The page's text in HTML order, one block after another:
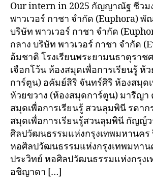
Our intern in 2025 กัญญาณัฐ ชีว
พาวเวอร์ กาชา จำกัด (Euphora)
บริษัท พาวเวอร์ กาชา จำกัด
กลาง บริษัท พาวเวอร์ กาชา จำกัด
อ้มชาติ โรงเรียนพระยามนธาตุราช
เจือกโว้น​ ห้องสมุดเพื่อการเรียนรู้ ห้
การ์ตูน) อคัมย์สิริ​ จันทร์ศิริ ห้องสมุด
ห้วยขวาง (ห้องสมุดการ์ตูน) มารีญา
สมุดเพื่อการเรียนรู้ สวนลุมพินี รดา
สมุดเพื่อการเรียนรู้สวนลุมพินี กัญญ์
ศิลปวัฒนธรรมแห่งกรุงเทพมหานคร
หอศิลปวัฒนธรรมแห่งกรุงเทพมหา
ประวิทย์ หอศิลปวัฒนธรรมแห่งกรุง
อชิญาดา […]